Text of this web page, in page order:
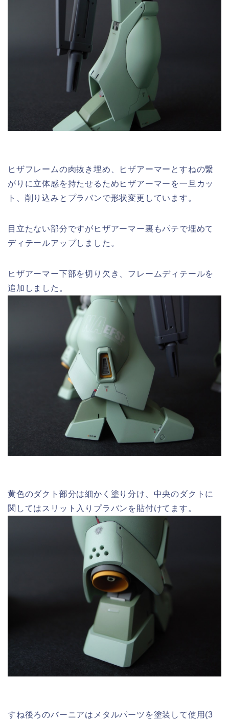
ヒザフレームの肉抜き埋め、ヒザアーマーとすねの繋
がりに立体感を持たせるためヒザアーマーを一旦カッ
ト、削り込みとプラバンで形状変更しています。
目立たない部分ですがヒザアーマー裏もパテで埋めて
ディテールアップしました。
ヒザアーマー下部を切り欠き、フレームディテールを
追加しました。
黄色のダクト部分は細かく塗り分け、中央のダクトに
関してはスリット入りプラバンを貼付けてます。
すね後ろのバーニアはメタルパーツを塗装して使用(3